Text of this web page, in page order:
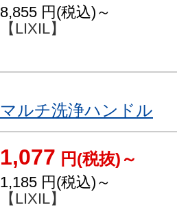
8,855 円(税込)～
【LIXIL】
マルチ洗浄ハンドル
1,077 円(税抜)～
1,185 円(税込)～
【LIXIL】